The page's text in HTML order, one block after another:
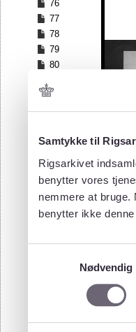
Samtykke til
Rigsarkivet
benytter vores
nemmere at
benytter ikke
Nødvendig
76
77
78
79
80
82
83
85
87
88
89
90
97